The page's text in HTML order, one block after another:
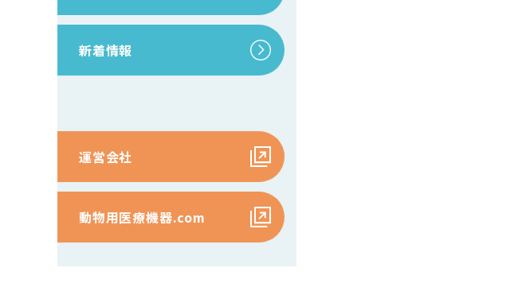
新着情報
運営会社
動物用医療機器.com